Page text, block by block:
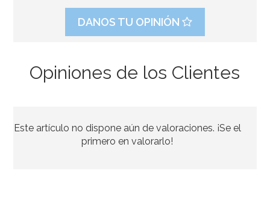
DANOS TU OPINIÓN
Opiniones de los Clientes
Este artículo no dispone aún de valoraciones. ¡Se el
primero en valorarlo!